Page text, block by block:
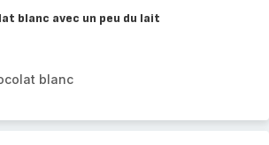
blanc avec un peu du lait
blanc